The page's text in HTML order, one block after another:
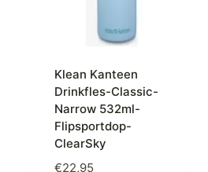
Klean Kanteen
Drinkfles-Classic-
Narrow 532ml-
Flipsportdop-
ClearSky
€22,95